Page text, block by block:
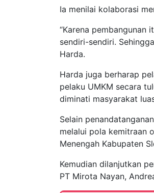
Ia menilai kolaborasi
“Karena pembangunan
sendiri-sendiri.
Harda.
Harda juga berharap
pelaku UMKM secara
diminati masyarakat
Selain
melalui pola kemitraan
Menengah Kabupaten
Kemudian dilanjutkan
PT Mirota Nayan,